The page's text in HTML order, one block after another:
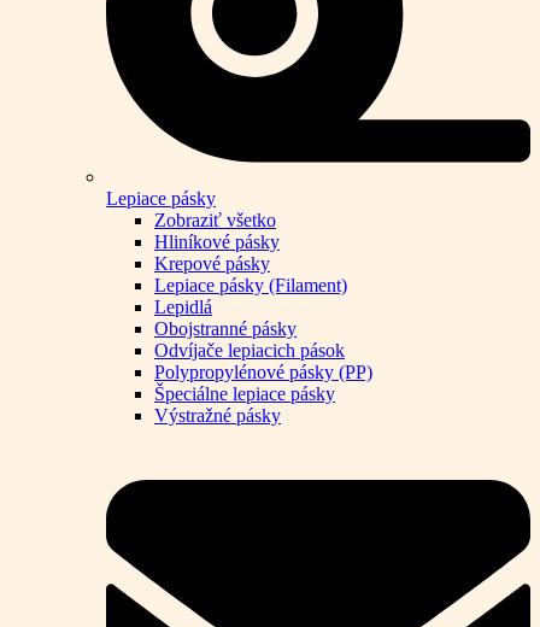
Lepiace pásky
Zobraziť všetko
Hliníkové pásky
Krepové pásky
Lepiace pásky (Filament)
Lepidlá
Obojstranné pásky
Odvíjače lepiacich pások
Polypropylénové pásky (PP)
Špeciálne lepiace pásky
Výstražné pásky